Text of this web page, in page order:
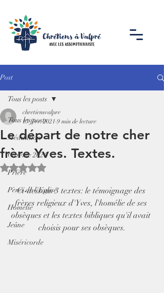
Post
Tous les posts
Méditation
Carême 2024
Prière
Pères de l'Eglise
Homélie
Jeûne
Miséricorde
Tous les posts
Le départ de notre cher
frère Yves. Textes.
chretiensvalpre
13 févr. 2021 9 min de lecture
Noté NaN étoiles sur 5.
Ci-dessous 3 textes: le témoignage des
frères religieux d'Yves, l'homélie de ses
obsèques et les textes bibliques qu'il avait
choisis pour ses obsèques.